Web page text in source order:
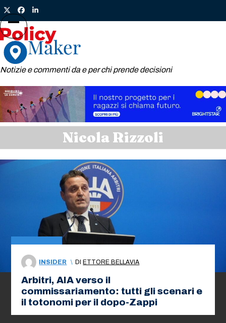
Skip
to
content
TwitterFacebook
LinkedIn
Notizie e commenti da e per chi prende decisioni
Open
mobile
menu
Close
mobile
menu
Nicola Rizzoli
INSIDER \ DI ETTORE BELLAVIA
Arbitri, AIA verso il
commissariamento: tutti gli scenari e
il totonomi per il dopo-Zappi